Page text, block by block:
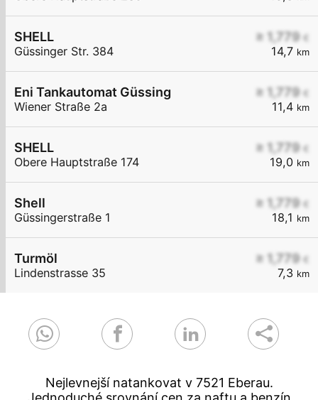
≥ 1,779 €
14,7 km
SHELL
Güssinger Str. 384
≥ 1,779 €
11,4 km
Eni Tankautomat Güssing
Wiener Straße 2a
≥ 1,779 €
19,0 km
SHELL
Obere Hauptstraße 174
≥ 1,779 €
18,1 km
Shell
Güssingerstraße 1
≥ 1,779 €
7,3 km
Turmöl
Lindenstrasse 35
Nejlevnejší natankovat v 7521 Eberau.